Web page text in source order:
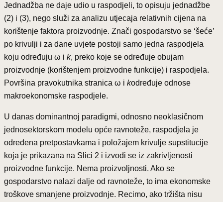
Jednadžba ne daje udio u raspodjeli, to opisuju jednadžbe
(2) i (3), nego služi za analizu utjecaja relativnih cijena na
korištenje faktora proizvodnje. Znači gospodarstvo se ‘šeće’
po krivulji i za dane uvjete postoji samo jedna raspodjela
koju određuju ω i k, preko koje se određuje obujam
proizvodnje (korištenjem proizvodne funkcije) i raspodjela.
Površina pravokutnika stranica ω i kodređuje odnose
makroekonomske raspodjele.
U danas dominantnoj paradigmi, odnosno neoklasičnom
jednosektorskom modelu opće ravnoteže, raspodjela je
određena pretpostavkama i položajem krivulje supstitucije
koja je prikazana na Slici 2 i izvodi se iz zakrivljenosti
proizvodne funkcije. Nema proizvoljnosti. Ako se
gospodarstvo nalazi dalje od ravnoteže, to ima ekonomske
troškove smanjene proizvodnje. Recimo, ako tržišta nisu